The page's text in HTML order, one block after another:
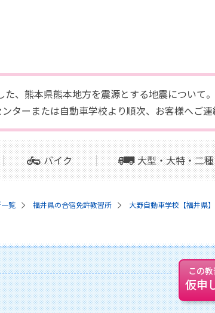
た、熊本県熊本地方を震源とする地震につい
ターまたは自動車学校より順次、お客様へご連
バイク 大型・大特・二
覧 福井県の合宿免許教習所
大野自動車学校【福井県】
この
仮申